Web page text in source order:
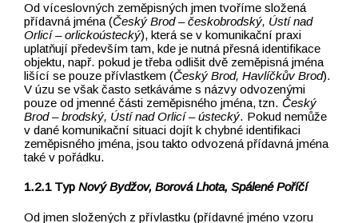
Od víceslovných zeměpisných jmen tvoříme složená
přídavná jména (Český Brod –⁠⁠⁠⁠⁠⁠⁠⁠⁠⁠⁠⁠⁠⁠⁠⁠⁠⁠⁠⁠⁠⁠⁠⁠⁠⁠⁠⁠⁠⁠⁠⁠⁠⁠⁠⁠⁠⁠⁠⁠⁠⁠⁠⁠⁠⁠⁠⁠⁠⁠⁠⁠⁠ českobrodský, Ústí nad
Orlicí –⁠⁠⁠⁠⁠⁠⁠⁠⁠⁠⁠⁠⁠⁠⁠⁠⁠⁠⁠⁠⁠⁠⁠⁠⁠⁠⁠⁠⁠⁠⁠⁠⁠⁠⁠⁠⁠⁠⁠⁠⁠⁠⁠⁠⁠⁠⁠⁠⁠⁠⁠⁠⁠ orlickoústecký), která se v komunikační praxi
uplatňují především tam, kde je nutná přesná identifikace
objektu, např. pokud je třeba odlišit dvě zeměpisná jména
lišící se pouze přívlastkem (Český Brod, Havlíčkův Brod).
V úzu se však často setkáváme s názvy odvozenými
pouze od jmenné části zeměpisného jména, tzn.Český
Brod –⁠⁠⁠⁠⁠⁠⁠⁠⁠⁠⁠⁠⁠⁠⁠⁠⁠⁠⁠⁠⁠⁠⁠⁠⁠⁠⁠⁠⁠⁠⁠⁠⁠⁠⁠⁠⁠⁠⁠⁠⁠⁠⁠⁠⁠⁠⁠⁠⁠⁠⁠⁠⁠ brodský, Ústí nad Orlicí –⁠⁠⁠⁠⁠⁠⁠⁠⁠⁠⁠⁠⁠⁠⁠⁠⁠⁠⁠⁠⁠⁠⁠⁠⁠⁠⁠⁠⁠⁠⁠⁠⁠⁠⁠⁠⁠⁠⁠⁠⁠⁠⁠⁠⁠⁠⁠⁠⁠⁠⁠⁠⁠ ústecký. Pokud nemůže
v dané komunikační situaci dojít k chybné identifikaci
zeměpisného jména, jsou takto odvozená přídavná jména
také v pořádku.
TypNový Bydžov, Borová Lhota, Spálené Poříčí
Od jmen složených z přívlastku (přídavné jméno vzoru